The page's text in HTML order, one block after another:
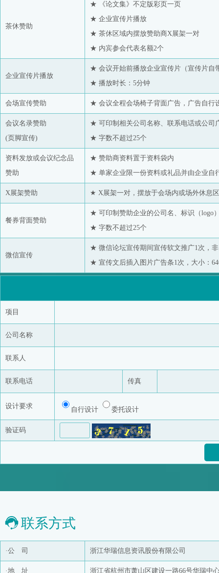
茶休赞助
★ 《论文集》不定版彩页一页
★ 企业宣传片播放
★ 茶休区域内摆放赞助商X展架一对
★ 内宾参会代表名额2个
企业宣传片播放
★ 会议开始前播放企业宣传片（宣传片自
★ 播放时长：5分钟
会场宣传赞助 ★ 会议全程会场椅子背面广告，广告自行
会议名录赞助
(页脚宣传)
★ 可印制相关公司名称、联系电话或公司
★ 字数不超过25个
资料发放或会议纪念品
赞助
★ 赞助商资料置于资料袋内
★ 单家企业限一份资料或礼品并由企业自
X展架赞助 ★ X展架一对，摆放于会场内或场外休息
餐券背面赞助
★ 可印制赞助企业的公司名、标识（logo
★ 字数不超过25个
微信宣传
★ 微信论坛宣传期间宣传软文推广1次，
★ 宣传文后插入图片广告条1次，大小：
项目
公司名称
联系人
联系电话 传真
设计要求 自行设计 委托设计
验证码
联系方式
·公 司 浙江华瑞信息资讯股份有限公司
·地 址 浙江省杭州市萧山区建设一路66号华瑞中